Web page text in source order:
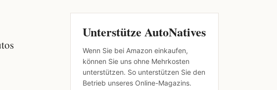
Unterstütze AutoNatives
Wenn Sie bei Amazon einkaufen,
können Sie uns ohne Mehrkosten
unterstützen. So unterstützen Sie den
Betrieb unseres Online-Magazins.